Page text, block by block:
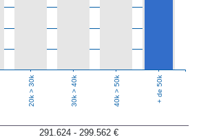
20k > 30k 30k > 40k 40k > 50k + de 50k
291.624 - 299.562 €